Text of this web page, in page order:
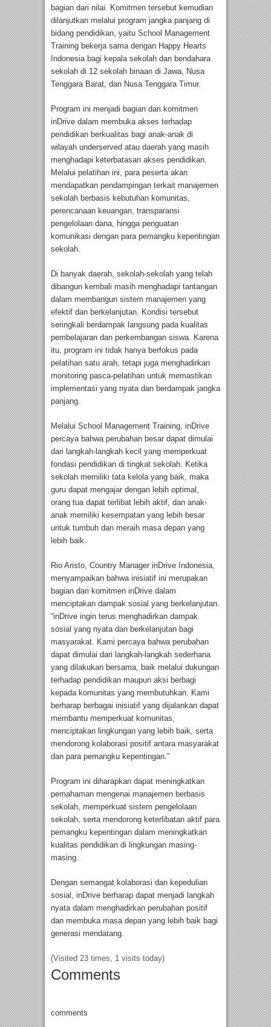
bagian dari nilai. Komitmen tersebut kemudian
dilanjutkan melalui program jangka panjang di
bidang pendidikan, yaitu School Management
Training bekerja sama dengan Happy Hearts
Indonesia bagi kepala sekolah dan bendahara
sekolah di 12 sekolah binaan di Jawa, Nusa
Tenggara Barat, dan Nusa Tenggara Timur.
Program ini menjadi bagian dari komitmen
inDrive dalam membuka akses terhadap
pendidikan berkualitas bagi anak-anak di
wilayah underserved atau daerah yang masih
menghadapi keterbatasan akses pendidikan.
Melalui pelatihan ini, para peserta akan
mendapatkan pendampingan terkait manajemen
sekolah berbasis kebutuhan komunitas,
perencanaan keuangan, transparansi
pengelolaan dana, hingga penguatan
komunikasi dengan para pemangku kepentingan
sekolah.
Di banyak daerah, sekolah-sekolah yang telah
dibangun kembali masih menghadapi tantangan
dalam membangun sistem manajemen yang
efektif dan berkelanjutan. Kondisi tersebut
seringkali berdampak langsung pada kualitas
pembelajaran dan perkembangan siswa. Karena
itu, program ini tidak hanya berfokus pada
pelatihan satu arah, tetapi juga menghadirkan
monitoring pasca-pelatihan untuk memastikan
implementasi yang nyata dan berdampak jangka
panjang.
Melalui School Management Training, inDrive
percaya bahwa perubahan besar dapat dimulai
dari langkah-langkah kecil yang memperkuat
fondasi pendidikan di tingkat sekolah. Ketika
sekolah memiliki tata kelola yang baik, maka
guru dapat mengajar dengan lebih optimal,
orang tua dapat terlibat lebih aktif, dan anak-
anak memiliki kesempatan yang lebih besar
untuk tumbuh dan meraih masa depan yang
lebih baik.
Rio Aristo, Country Manager inDrive Indonesia,
menyampaikan bahwa inisiatif ini merupakan
bagian dari komitmen inDrive dalam
menciptakan dampak sosial yang berkelanjutan.
“inDrive ingin terus menghadirkan dampak
sosial yang nyata dan berkelanjutan bagi
masyarakat. Kami percaya bahwa perubahan
dapat dimulai dari langkah-langkah sederhana
yang dilakukan bersama, baik melalui dukungan
terhadap pendidikan maupun aksi berbagi
kepada komunitas yang membutuhkan. Kami
berharap berbagai inisiatif yang dijalankan dapat
membantu memperkuat komunitas,
menciptakan lingkungan yang lebih baik, serta
mendorong kolaborasi positif antara masyarakat
dan para pemangku kepentingan.”
Program ini diharapkan dapat meningkatkan
pemahaman mengenai manajemen berbasis
sekolah, memperkuat sistem pengelolaan
sekolah, serta mendorong keterlibatan aktif para
pemangku kepentingan dalam meningkatkan
kualitas pendidikan di lingkungan masing-
masing.
Dengan semangat kolaborasi dan kepedulian
sosial, inDrive berharap dapat menjadi langkah
nyata dalam menghadirkan perubahan positif
dan membuka masa depan yang lebih baik bagi
generasi mendatang.
(Visited 23 times, 1 visits today)
Comments
comments